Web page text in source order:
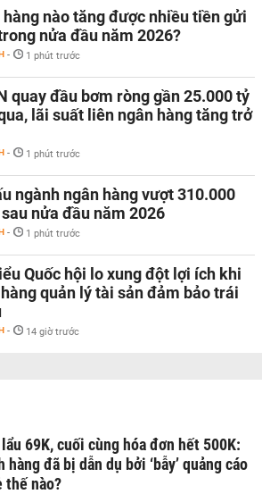
hàng nào tăng được nhiều tiền gửi
nửa đầu năm 2026?
- 1 phút trước
quay đầu bơm ròng gần 25.000 tỷ
lãi suất liên ngân hàng tăng trở
- 1 phút trước
ngành ngân hàng vượt 310.000
nửa đầu năm 2026
- 1 phút trước
Quốc hội lo xung đột lợi ích khi
quản lý tài sản đảm bảo trái
- 14 giờ trước
69K, cuối cùng hóa đơn hết 500K:
hàng đã bị dẫn dụ bởi ‘bẫy’ quảng cáo
thế nào?